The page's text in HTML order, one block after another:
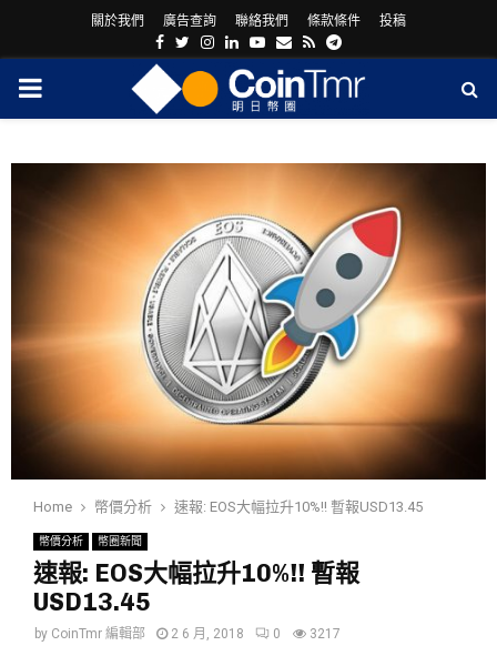
關於我們 廣告查詢 聯絡我們 條款條件 投稿
Facebook
Twitter
Instagram
LinkedinYoutube
Email
RssTelegram
PRIMARY
Home 幣價分析 速報: EOS大幅拉升10%!! 暫報USD13.45
幣價分析 幣圈新聞
速報: EOS大幅拉升10%!! 暫報
USD13.45
by CoinTmr 編輯部 2 6 月, 2018 0 3217